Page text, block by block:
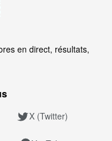
en direct, résultats,
X (Twitter)